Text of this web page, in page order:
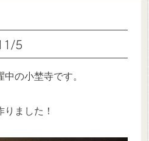
5
の小埜寺です。
ました！